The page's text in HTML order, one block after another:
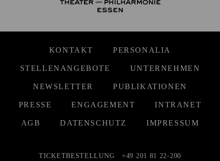
KONTAKT PERSONALIA
STELLENANGEBOTE UNTERNEHMEN
NEWSLETTER PUBLIKATIONEN
PRESSE ENGAGEMENT INTRANET
AGB DATENSCHUTZ IMPRESSUM
TICKETBESTELLUNG +49 201 81 22-200